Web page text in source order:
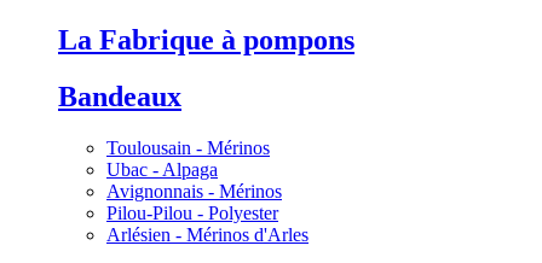
La Fabrique à pompons
Bandeaux
Toulousain - Mérinos
Ubac - Alpaga
Avignonnais - Mérinos
Pilou-Pilou - Polyester
Arlésien - Mérinos d'Arles